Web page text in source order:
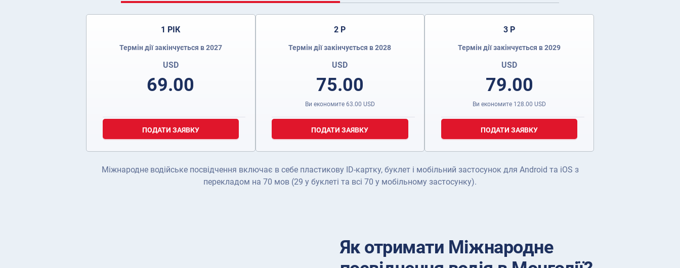
1 РІК
Термін дії закінчується в 2027
USD
69.00
ПОДАТИ ЗАЯВКУ
2 Р
Термін дії закінчується в 2028
USD
75.00
Ви економите 63.00 USD
ПОДАТИ ЗАЯВКУ
3 Р
Термін дії закінчується в 2029
USD
79.00
Ви економите 128.00 USD
ПОДАТИ ЗАЯВКУ
Міжнародне водійське посвідчення включає в себе пластикову ID-картку, буклет і мобільний застосунок для Android та iOS з
перекладом на 70 мов (29 у буклеті та всі 70 у мобільному застосунку).
Як отримати Міжнародне